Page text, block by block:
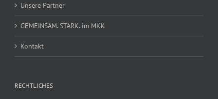
Unsere Partner
GEMEINSAM. STARK. im MKK
Kontakt
RECHTLICHES